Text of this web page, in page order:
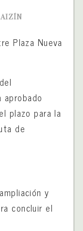
Plaza Nueva
aprobado
plazo para la
de
y
concluir el